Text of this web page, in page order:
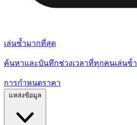
เล่นซ้ำมากที่สุด
ค้นหาและบันทึกช่วงเวลาที่ทุกคนเล่นซ้ํา
การกำหนดราคา
แหล่งข้อมูล